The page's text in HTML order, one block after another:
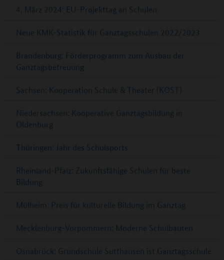
4. März 2024: EU-Projekttag an Schulen
Neue KMK-Statistik für Ganztagsschulen 2022/2023
Brandenburg: Förderprogramm zum Ausbau der
Ganztagsbetreuung
Sachsen: Kooperation Schule & Theater (KOST)
Niedersachsen: Kooperative Ganztagsbildung in
Oldenburg
Thüringen: Jahr des Schulsports
Rheinland-Pfalz: Zukunftsfähige Schulen für beste
Bildung
Mülheim: Preis für kulturelle Bildung im Ganztag
Mecklenburg-Vorpommern: Moderne Schulbauten
Osnabrück: Grundschule Sutthausen ist Ganztagsschule